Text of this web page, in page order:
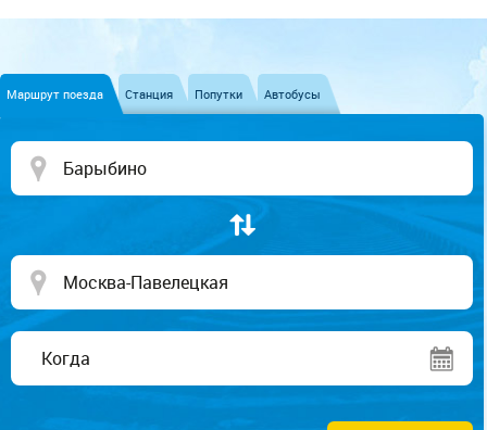
Маршрут поезда Станция Попутки Автобусы